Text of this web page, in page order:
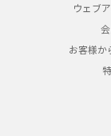
ウェブ
お客様か